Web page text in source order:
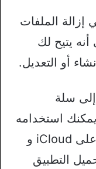
إزالة الملفات
أنه يتيح لك
أو التعديل.
سلة
استخدامه
في البحث عن الملفات المكررة على iCloud و
التطبيق